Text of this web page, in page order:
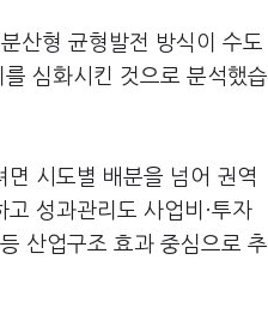
산형 균형발전 방식이 수도
심화시킨 것으로 분석했습
시도별 배분을 넘어 권역
성과관리도 사업비·투자
산업구조 효과 중심으로 추